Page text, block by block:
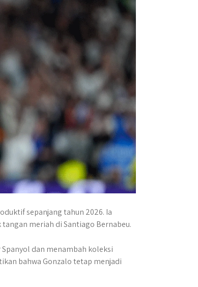
sepanjang tahun 2026. Ia
meriah di Santiago Bernabeu.
dan menambah koleksi
bahwa Gonzalo tetap menjadi